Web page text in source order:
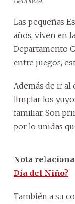
Las pequeñas
años, viven en
Departamento
entre juegos,
Además de ir al
limpiar los
familiar. Son
por lo unidas
Nota
Día del Niño?
También a su